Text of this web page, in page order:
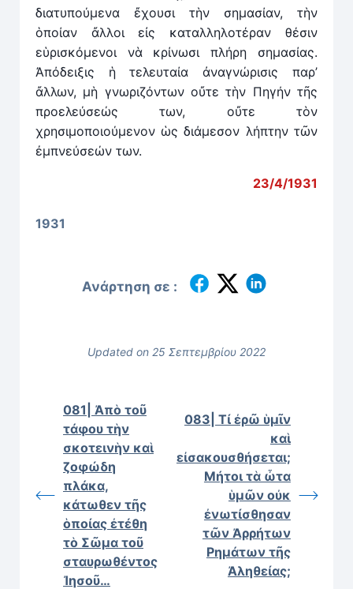
διατυπούμενα ἔχουσι τὴν σημασίαν, τὴν
ὁποίαν ἄλλοι εἰς καταλληλοτέραν θέσιν
εὑρισκόμενοι νὰ κρίνωσι πλήρη σημασίας.
Ἀπόδειξις ἡ τελευταία ἀναγνώρισις παρ’
ἄλλων, μὴ γνωριζόντων οὔτε τὴν Πηγήν τῆς
προελεύσεώς των, οὔτε τὸν
χρησιμοποιούμενον ὡς διάμεσον λήπτην τῶν
ἐμπνεύσεών των.
23/4/1931
1931
Ανάρτηση σε :
Updated on 25 Σεπτεμβρίου 2022
081| Ἀπὸ τοῦ
τάφου τὴν
σκοτεινὴν καὶ
ζοφώδη
πλάκα,
κάτωθεν τῆς
ὁποίας ἐτέθη
τὸ Σῶμα τοῦ
σταυρωθέντος
Ἰησοῦ…
083| Τί ἐρῶ ὑμῖν
καὶ
εἰσακουσθήσεται;
Μήτοι τὰ ὦτα
ὑμῶν οὐκ
ἐνωτίσθησαν
τῶν Ἀρρήτων
Ρημάτων τῆς
Ἀληθείας;